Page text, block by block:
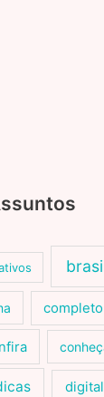
completo
digital